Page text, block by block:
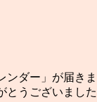
ダー」が届きま
うございました